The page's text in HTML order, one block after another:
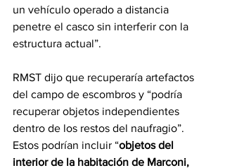
un vehículo operado a distancia
penetre el casco sin interferir con la
estructura actual”.
RMST dijo que recuperaría artefactos
del campo de escombros y “podría
recuperar objetos independientes
dentro de los restos del naufragio”.
Estos podrían incluir “objetos del
interior de la habitación de Marconi,